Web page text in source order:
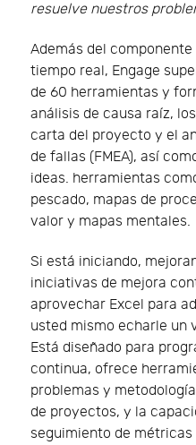
resuelve nuestros
Además del
tiempo real, Engage
de 60 herramientas y
análisis de causa raíz,
carta del proyecto y el
de fallas (FMEA), así
ideas. herramientas
pescado, mapas de
valor y mapas mentales.
Si está iniciando,
iniciativas de mejora
aprovechar Excel para
usted mismo echarle un
Está diseñado para
continua, ofrece
problemas y
de proyectos, y la
seguimiento de